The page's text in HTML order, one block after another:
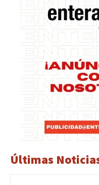
Últimas